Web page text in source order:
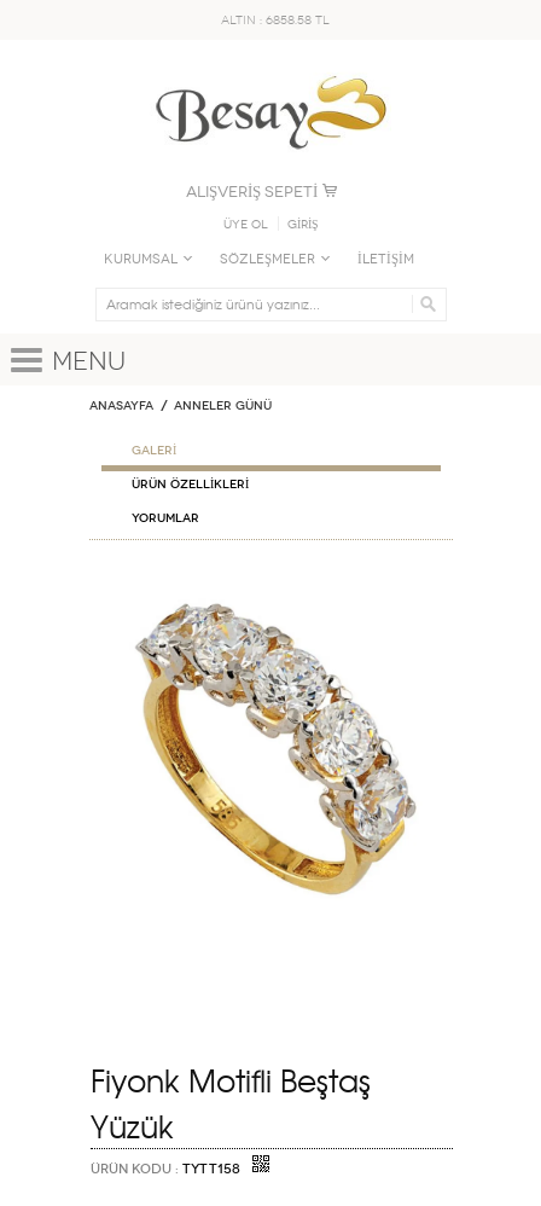
ALTIN : 6858.58 TL
ALIŞVERİŞ SEPETİ
Üye Ol GİRİŞ
KURUMSAL SÖZLEŞMELER İLETİŞİM
Menu
Anasayfa Anneler Günü
GALERİ
ÜRÜN ÖZELLİKLERİ
Yorumlar
Fiyonk Motifli Beştaş
Yüzük
ÜRÜN KODU : TYTT158